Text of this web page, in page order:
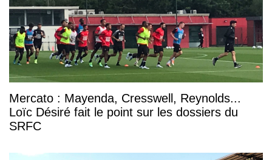
Mercato : Mayenda, Cresswell, Reynolds...
Loïc Désiré fait le point sur les dossiers du
SRFC